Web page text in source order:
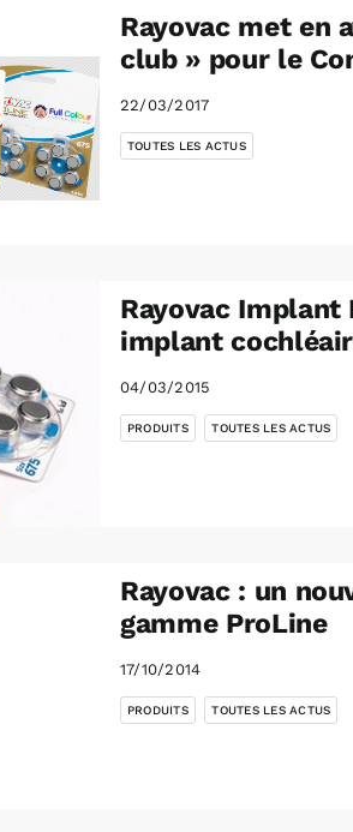
Rayovac met en
club » pour le
22/03/2017
TOUTES LES ACTUS
Rayovac Implant
implant
04/03/2015
PRODUITS
,
TOUTES LES ACTUS
Rayovac : un
gamme ProLine
17/10/2014
PRODUITS
,
TOUTES LES ACTUS